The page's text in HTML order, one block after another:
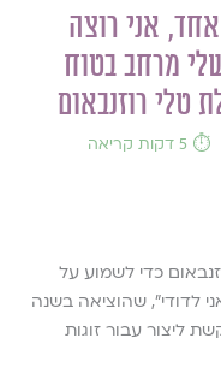
אני רוצה
מרחב בטוח
טלי רוזנבאום
⏱️ 5 דקות קריאה
כדי לשמוע על
לדודי״, שהוציאה בשנה
ליצור עבור זוגות